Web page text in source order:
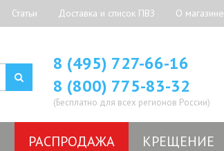
Статьи Доставка и список ПВЗ О магазине
8 (495) 727-66-16
8 (800) 775-83-32
(Бесплатно для всех регионов России)
РАСПРОДАЖА КРЕЩЕНИЕ